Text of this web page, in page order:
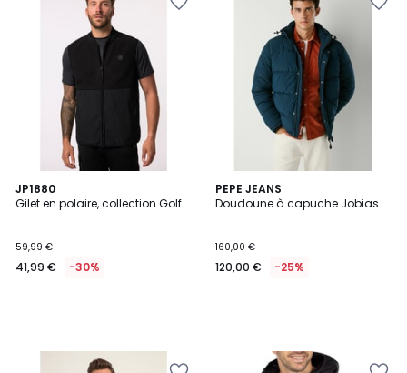
JP1880
Gilet en polaire, collection Golf
59,99 €
41,99 € -30%
PEPE JEANS
Doudoune à capuche Jobias
160,00 €
120,00 € -25%